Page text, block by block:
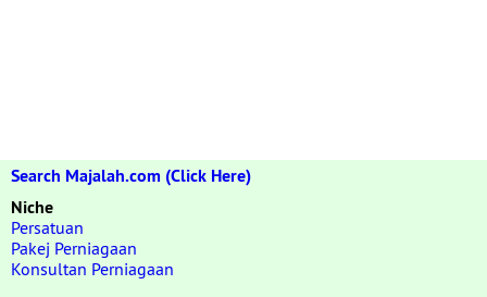
Search Majalah.com (Click Here)
Niche
Persatuan
Pakej Perniagaan
Konsultan Perniagaan